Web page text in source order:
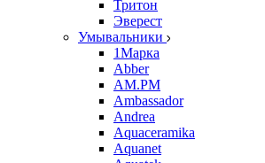
Тритон
Эверест
Умывальники
1Марка
Abber
AM.PM
Ambassador
Andrea
Aquaceramika
Aquanet